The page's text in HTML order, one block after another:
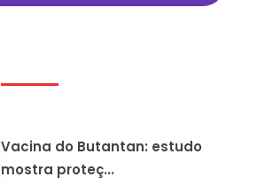
Vacina do Butantan: estudo
mostra proteç...